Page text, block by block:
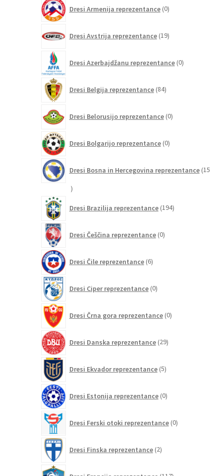
Dresi Armenija reprezentance 0izdelkov
Dresi Avstrija reprezentance 19izdelkov
Dresi Azerbajdžanu reprezentance 0izdelkov
Dresi Belgija reprezentance 84izdelkov
Dresi Belorusijo reprezentance 0izdelkov
Dresi Bolgarijo reprezentance 0izdelkov
Dresi Bosna in Hercegovina reprezentance 15
15
Dresi Brazilija reprezentance 194izdelkov
Dresi Češčina reprezentance 0izdelkov
Dresi Čile reprezentance 6izdelkov
Dresi Ciper reprezentance 0izdelkov
Dresi Črna gora reprezentance 0izdelkov
Dresi Danska reprezentance 29izdelkov
Dresi Ekvador reprezentance 5izdelkov
Dresi Estonija reprezentance 0izdelkov
Dresi Ferski otoki reprezentance 0izdelkov
Dresi Finska reprezentance 2izdelka